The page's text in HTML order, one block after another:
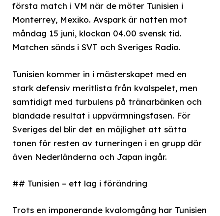
första match i VM när de möter Tunisien i
Monterrey, Mexiko. Avspark är natten mot
måndag 15 juni, klockan 04.00 svensk tid.
Matchen sänds i SVT och Sveriges Radio.
Tunisien kommer in i mästerskapet med en
stark defensiv meritlista från kvalspelet, men
samtidigt med turbulens på tränarbänken och
blandade resultat i uppvärmningsfasen. För
Sveriges del blir det en möjlighet att sätta
tonen för resten av turneringen i en grupp där
även Nederländerna och Japan ingår.
## Tunisien – ett lag i förändring
Trots en imponerande kvalomgång har Tunisien